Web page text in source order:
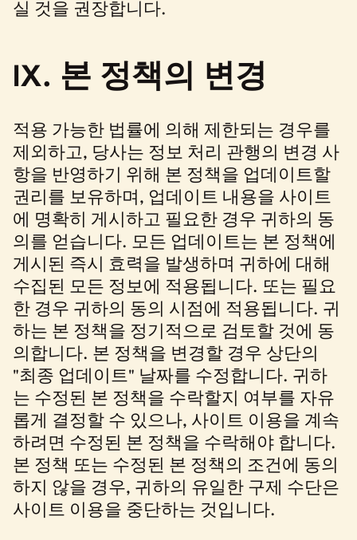
실 것을 권장합니다.
IX. 본 정책의 변경
적용 가능한 법률에 의해 제한되는 경우를
제외하고, 당사는 정보 처리 관행의 변경 사
항을 반영하기 위해 본 정책을 업데이트할
권리를 보유하며, 업데이트 내용을 사이트
에 명확히 게시하고 필요한 경우 귀하의 동
의를 얻습니다. 모든 업데이트는 본 정책에
게시된 즉시 효력을 발생하며 귀하에 대해
수집된 모든 정보에 적용됩니다. 또는 필요
한 경우 귀하의 동의 시점에 적용됩니다. 귀
하는 본 정책을 정기적으로 검토할 것에 동
의합니다. 본 정책을 변경할 경우 상단의
"최종 업데이트" 날짜를 수정합니다. 귀하
는 수정된 본 정책을 수락할지 여부를 자유
롭게 결정할 수 있으나, 사이트 이용을 계속
하려면 수정된 본 정책을 수락해야 합니다.
본 정책 또는 수정된 본 정책의 조건에 동의
하지 않을 경우, 귀하의 유일한 구제 수단은
사이트 이용을 중단하는 것입니다.